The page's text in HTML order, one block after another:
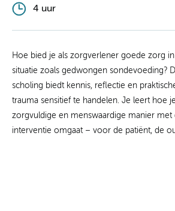
4 uur
Hoe bied je als zorgverlener goede zorg
situatie zoals gedwongen sondevoeding?
scholing biedt kennis, reflectie en
trauma sensitief te handelen. Je leert hoe
zorgvuldige en menswaardige manier met
interventie omgaat – voor de patiënt, de